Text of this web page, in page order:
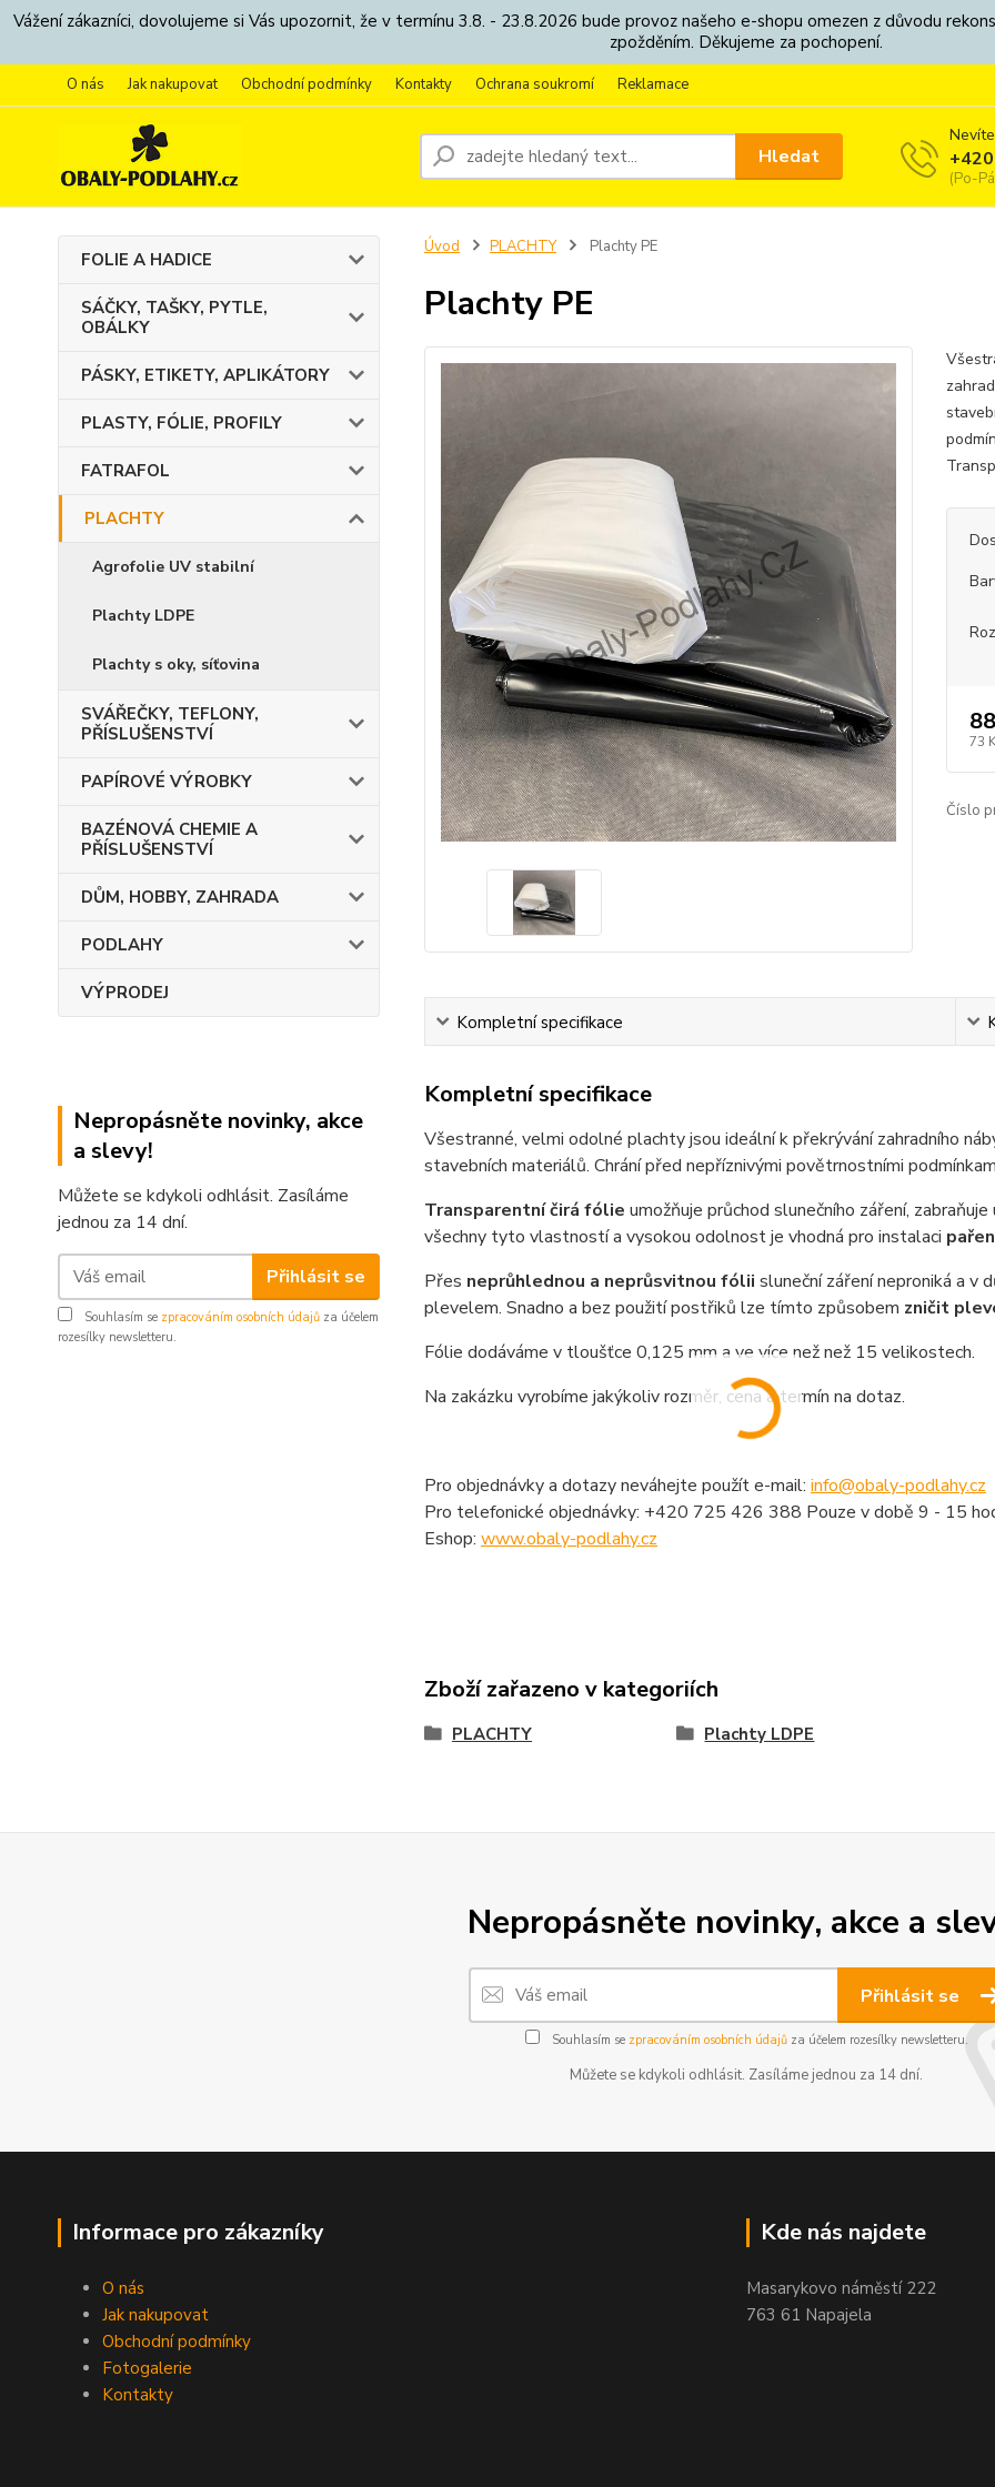
Vážení zákazníci, dovolujeme si Vás upozornit, že v termínu 3.8. - 23.8.2026 bude provoz našeho e-shopu omezen z důvodu
zpožděním. Děkujeme za pochopení.
O nás Jak nakupovat Obchodní podmínky Kontakty Ochrana soukromí Reklamace
Hledat
(Po-
FOLIE A HADICE
SÁČKY, TAŠKY, PYTLE,
OBÁLKY
PÁSKY, ETIKETY, APLIKÁTORY
PLASTY, FÓLIE, PROFILY
FATRAFOL
PLACHTY
Agrofolie UV stabilní
Plachty LDPE
Plachty s oky, síťovina
SVÁŘEČKY, TEFLONY,
PŘÍSLUŠENSTVÍ
PAPÍROVÉ VÝROBKY
BAZÉNOVÁ CHEMIE A
PŘÍSLUŠENSTVÍ
DŮM, HOBBY, ZAHRADA
PODLAHY
VÝPRODEJ
Nepropásněte novinky, akce
a slevy!
Můžete se kdykoli odhlásit. Zasíláme
jednou za 14 dní.
Přihlásit se
Souhlasím se zpracováním osobních údajů za účelem
rozesílky newsletteru.
Úvod PLACHTY Plachty PE
Plachty PE
73
Číslo
Kompletní specifikace
Kompletní specifikace
Všestranné, velmi odolné plachty jsou ideální k překrývání zahradního
stavebních materiálů. Chrání před nepříznivými povětrnostními
Transparentní čirá fólie umožňuje průchod slunečního záření,
všechny tyto vlastností a vysokou odolnost je vhodná pro instalaci
Přes neprůhlednou a neprůsvitnou fólii sluneční záření neproniká a v
plevelem. Snadno a bez použití postřiků lze tímto způsobem zničit
Fólie dodáváme v tloušťce 0,125 mm a ve více než než 15 velikostech.
Na zakázku vyrobíme jakýkoliv rozměr, cena a termín na dotaz.
Pro objednávky a dotazy neváhejte použít e-mail: info@obaly-podlahy.cz
Pro telefonické objednávky: +420 725 426 388 Pouze v době 9 - 15
Eshop: www.obaly-podlahy.cz
Zboží zařazeno v kategoriích
PLACHTY Plachty LDPE
Nepropásněte novinky, akce a
Přihlásit se
Souhlasím se zpracováním osobních údajůza účelem rozesílky newsletteru.
Můžete se kdykoli odhlásit. Zasíláme jednou za 14 dní.
Informace pro zákazníky
O nás
Jak nakupovat
Obchodní podmínky
Fotogalerie
Kontakty
Kde nás najdete
Masarykovo náměstí 222
763 61 Napajela